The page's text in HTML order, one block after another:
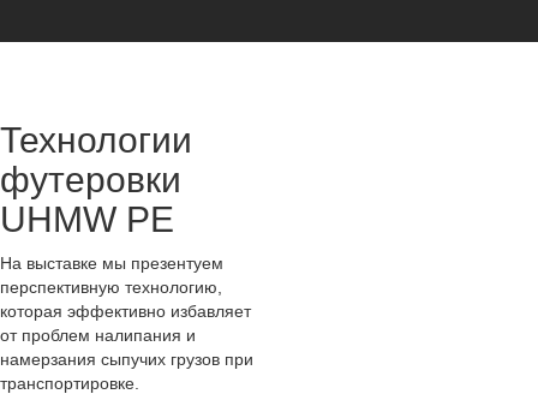
Технологии
футеровки
UHMW PE
На выставке мы презентуем
перспективную технологию,
которая эффективно избавляет
от проблем налипания и
намерзания сыпучих грузов при
транспортировке.